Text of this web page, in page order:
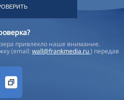
привлекло наше внимание.
(email:wall@frankmedia.ru) передав